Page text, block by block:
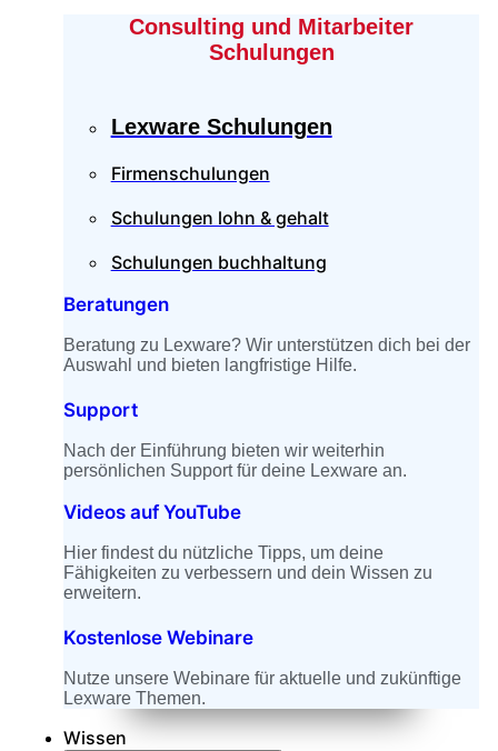
Consulting und Mitarbeiter
Schulungen
Lexware Schulungen
Firmenschulungen
Schulungen lohn & gehalt
Schulungen buchhaltung
Beratungen
Beratung zu Lexware? Wir unterstützen dich bei der
Auswahl und bieten langfristige Hilfe.
Support
Nach der Einführung bieten wir weiterhin
persönlichen Support für deine Lexware an.
Videos auf YouTube
Hier findest du nützliche Tipps, um deine
Fähigkeiten zu verbessern und dein Wissen zu
erweitern.
Kostenlose Webinare
Nutze unsere Webinare für aktuelle und zukünftige
Lexware Themen.
Wissen